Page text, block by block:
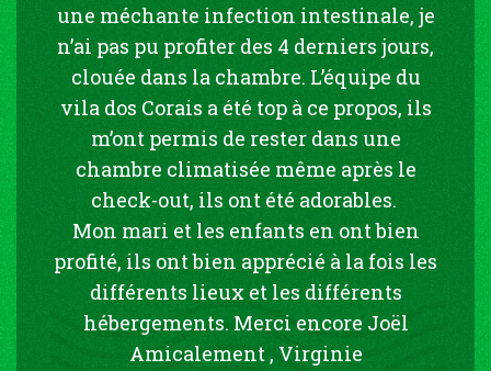
une méchante infection intestinale, je
n’ai pas pu profiter des 4 derniers jours,
clouée dans la chambre. L’équipe du
vila dos Corais a été top à ce propos, ils
m’ont permis de rester dans une
chambre climatisée même après le
check-out, ils ont été adorables.
Mon mari et les enfants en ont bien
profité, ils ont bien apprécié à la fois les
différents lieux et les différents
hébergements. Merci encore Joël
Amicalement , Virginie